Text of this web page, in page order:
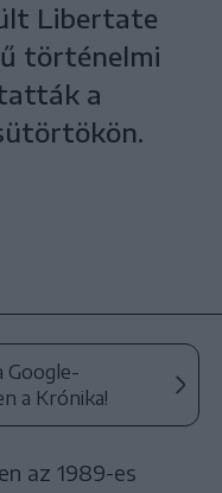
Libertate
történelmi
a
Google-
a Krónika!
az 1989-es